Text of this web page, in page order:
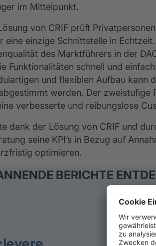
im Mittelpunkt.
von CRIF prüft
eine einzige Schnittstelle in
des Marktführers in der
Funktionalitäten schnell und
und flexiblen Aufbau kann
werden. Der
verbesserte und reibungslose
dank der Lösung von CRIF und
seine KPI’s in Bezug auf
optimieren.
BERICHTE